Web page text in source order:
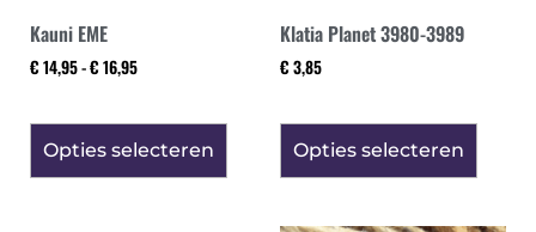
Kauni EME
€ 14,95-€ 16,95
Opties selecteren
Klatia Planet 3980-3989
€ 3,85
Opties selecteren